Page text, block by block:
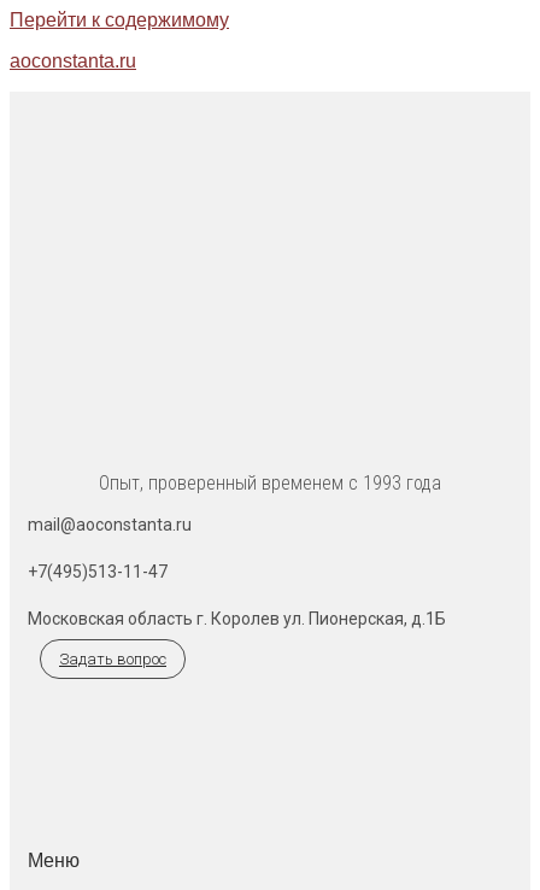
Перейти к содержимому
aoconstanta.ru
Опыт, проверенный временем с 1993 года
mail@aoconstanta.ru
+7(495)513-11-47
Московская область г. Королев ул. Пионерская, д.1Б
Задать вопрос
Меню